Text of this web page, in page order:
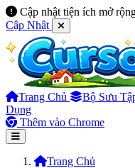
Cập nhật tiện ích mở
Cập Nhật
Trang Chủ Bộ Sưu
Dụng
Thêm vào Chrome
Trang Chủ